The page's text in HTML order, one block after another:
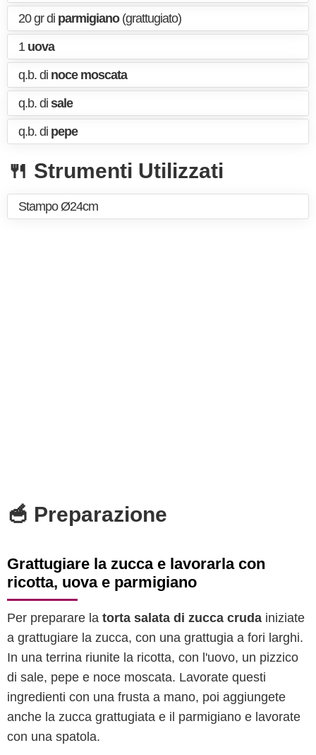
20 gr di parmigiano(grattugiato)
1 uova
q.b. di noce moscata
q.b. di sale
q.b. di pepe
🍴 Strumenti Utilizzati
Stampo Ø24cm
🥣 Preparazione
Grattugiare la zucca e lavorarla con
ricotta, uova e parmigiano
Per preparare la torta salata di zucca cruda iniziate
a grattugiare la zucca, con una grattugia a fori larghi.
In una terrina riunite la ricotta, con l'uovo, un pizzico
di sale, pepe e noce moscata. Lavorate questi
ingredienti con una frusta a mano, poi aggiungete
anche la zucca grattugiata e il parmigiano e lavorate
con una spatola.